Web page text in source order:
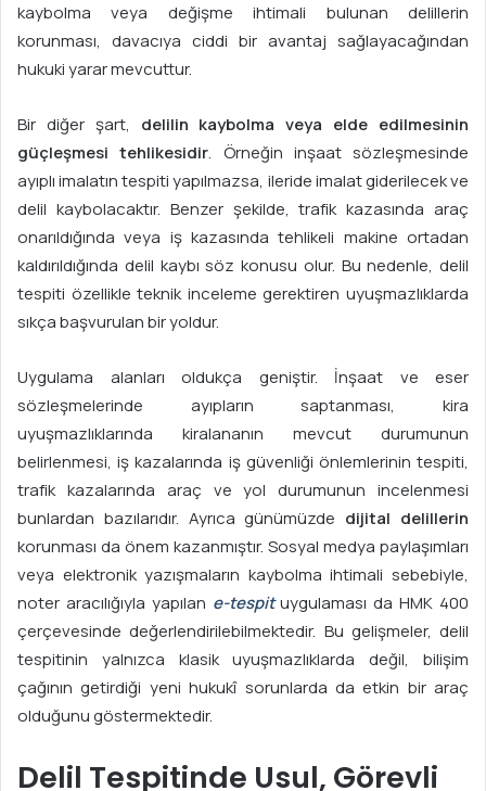
kaybolma veya değişme ihtimali bulunan delillerin
korunması, davacıya ciddi bir avantaj sağlayacağından
hukuki yarar mevcuttur.
Bir diğer şart, delilin kaybolma veya elde edilmesinin
güçleşmesi tehlikesidir. Örneğin inşaat sözleşmesinde
ayıplı imalatın tespiti yapılmazsa, ileride imalat giderilecek ve
delil kaybolacaktır. Benzer şekilde, trafik kazasında araç
onarıldığında veya iş kazasında tehlikeli makine ortadan
kaldırıldığında delil kaybı söz konusu olur. Bu nedenle, delil
tespiti özellikle teknik inceleme gerektiren uyuşmazlıklarda
sıkça başvurulan bir yoldur.
Uygulama alanları oldukça geniştir. İnşaat ve eser
sözleşmelerinde ayıpların saptanması, kira
uyuşmazlıklarında kiralananın mevcut durumunun
belirlenmesi, iş kazalarında iş güvenliği önlemlerinin tespiti,
trafik kazalarında araç ve yol durumunun incelenmesi
bunlardan bazılarıdır. Ayrıca günümüzde dijital delillerin
korunması da önem kazanmıştır. Sosyal medya paylaşımları
veya elektronik yazışmaların kaybolma ihtimali sebebiyle,
noter aracılığıyla yapılan e-tespituygulaması da HMK 400
çerçevesinde değerlendirilebilmektedir. Bu gelişmeler, delil
tespitinin yalnızca klasik uyuşmazlıklarda değil, bilişim
çağının getirdiği yeni hukukî sorunlarda da etkin bir araç
olduğunu göstermektedir.
Delil Tespitinde Usul, Görevli